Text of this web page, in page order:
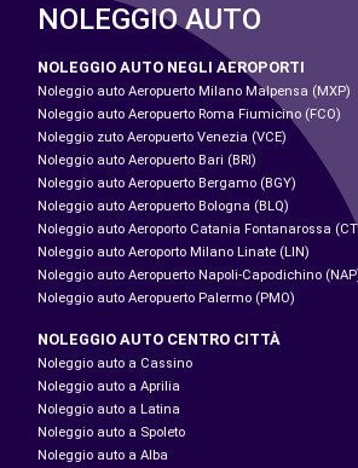
NOLEGGIO AUTO
NOLEGGIO AUTO NEGLI AEROPORTI
Noleggio auto Aeropuerto Milano Malpensa (MXP)
Noleggio auto Aeropuerto Roma Fiumicino (FCO)
Noleggio zuto Aeropuerto Venezia (VCE)
Noleggio auto Aeropuerto Bari (BRI)
Noleggio auto Aeropuerto Bergamo (BGY)
Noleggio auto Aeropuerto Bologna (BLQ)
Noleggio auto Aeroporto Catania Fontanarossa
Noleggio auto Aeroporto Milano Linate (LIN)
Noleggio auto Aeropuerto Napoli-Capodichino
Noleggio auto Aeropuerto Palermo (PMO)
NOLEGGIO AUTO CENTRO CITTÀ
Noleggio auto a Cassino
Noleggio auto a Aprilia
Noleggio auto a Latina
Noleggio auto a Spoleto
Noleggio auto a Alba